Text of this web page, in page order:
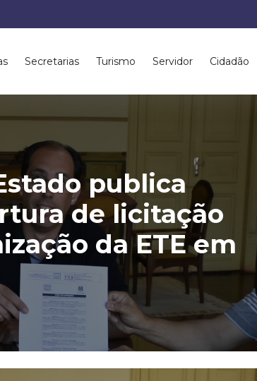
Secretarias Turismo Servidor Cidadão
publica
de licitação
da ETE em